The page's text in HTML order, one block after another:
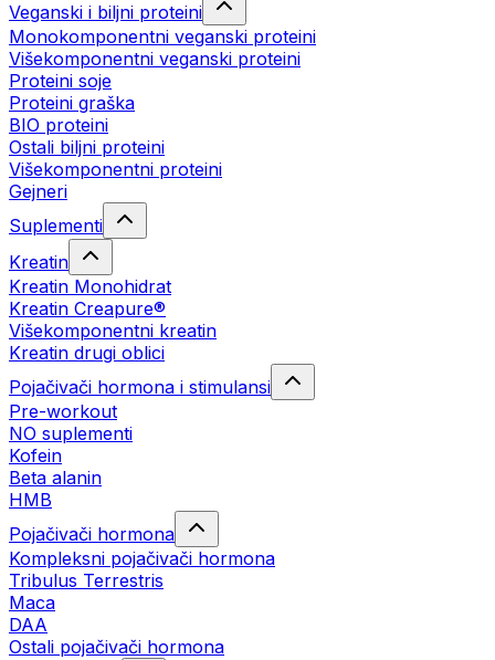
Veganski i biljni proteini
Monokomponentni veganski proteini
Višekomponentni veganski proteini
Proteini soje
Proteini graška
BIO proteini
Ostali biljni proteini
Višekomponentni proteini
Gejneri
Suplementi
Kreatin
Kreatin Monohidrat
Kreatin Creapure®
Višekomponentni kreatin
Kreatin drugi oblici
Pojačivači hormona i stimulansi
Pre-workout
NO suplementi
Kofein
Beta alanin
HMB
Pojačivači hormona
Kompleksni pojačivači hormona
Tribulus Terrestris
Maca
DAA
Ostali pojačivači hormona